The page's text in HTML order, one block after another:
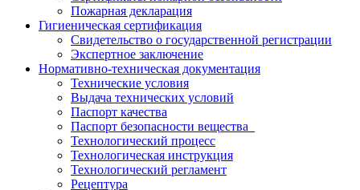
Пожарная декларация
Гигиеническая сертификация
Свидетельство о государственной регистрации
Экспертное заключение
Нормативно-техническая документация
Технические условия
Выдача технических условий
Паспорт качества
Паспорт безопасности вещества
Технологический процесс
Технологическая инструкция
Технологический регламент
Рецептура